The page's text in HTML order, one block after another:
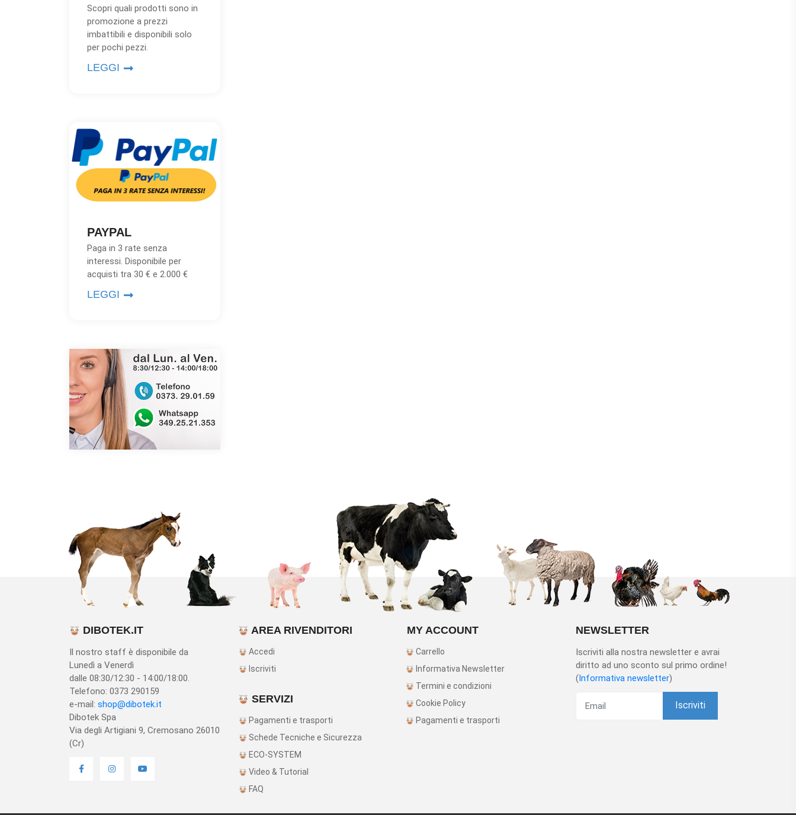
Scopri quali prodotti sono in
promozione a prezzi
imbattibili e disponibili solo
per pochi pezzi.
LEGGI
PAYPAL
Paga in 3 rate senza
interessi. Disponibile per
acquisti tra 30 € e 2.000 €
LEGGI
DIBOTEK.IT
Il nostro staff è disponibile da
Lunedì a Venerdì
dalle 08:30/12:30 - 14:00/18:00.
Telefono: 0373 290159
e-mail: shop@dibotek.it
Dibotek Spa
Via degli Artigiani 9, Cremosano 26010
(Cr)
AREA RIVENDITORI
Accedi
Iscriviti
SERVIZI
Pagamenti e trasporti
Schede Tecniche e Sicurezza
ECO-SYSTEM
Video & Tutorial
FAQ
MY ACCOUNT
Carrello
Informativa Newsletter
Termini e condizioni
Cookie Policy
Pagamenti e trasporti
NEWSLETTER
Iscriviti alla nostra newsletter e avrai
diritto ad uno sconto sul primo ordine!
(Informativa newsletter)
Iscriviti